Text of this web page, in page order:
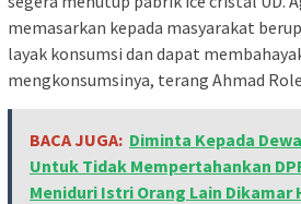
memasarkan kepada masyarakat
layak konsumsi dan dapat
mengkonsumsinya, terang Ahmad
BACA JUGA: Diminta Kepada
Untuk Tidak Mempertahankan
Meniduri Istri Orang Lain Dikamar